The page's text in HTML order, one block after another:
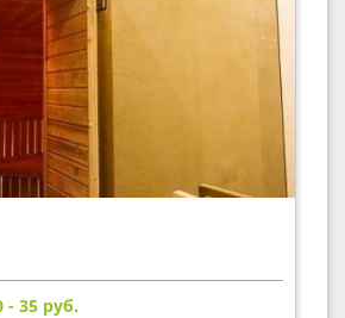
- 35 руб.